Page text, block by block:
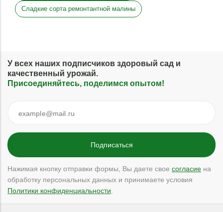
Сладкие сорта ремонтантной малины
У всех наших подписчиков здоровый сад и
качественный урожай.
Присоединяйтесь, поделимся опытом!
Нажимая кнопку отправки формы, Вы даете свое согласие на
обработку персональных данных и принимаете условия
Политики конфиденциальности